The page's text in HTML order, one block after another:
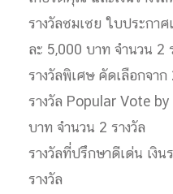
รางวัลชมเชย ใบประกา
ละ 5,000 บาท จำนวน 2
รางวัลพิเศษ คัดเลือกจา
รางวัล Popular Vote by
บาท จำนวน 2 รางวัล
รางวัลที่ปรึกษาดีเด่น เงิ
รางวัล